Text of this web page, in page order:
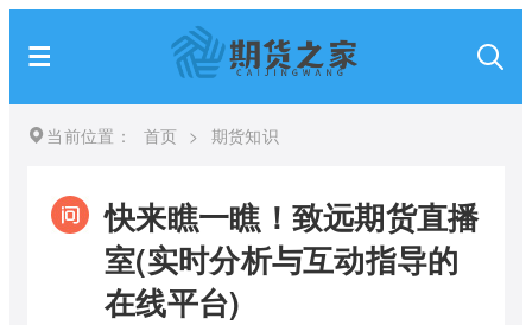
当前位置： 首页 > 期货知识
快来瞧一瞧！致远期货直播
室(实时分析与互动指导的
在线平台)